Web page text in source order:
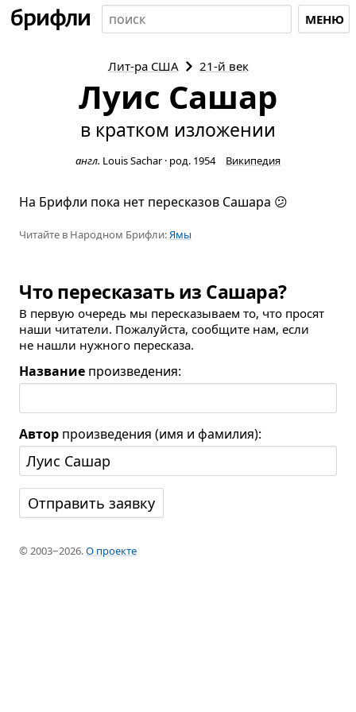
МЕНЮ
Лит-раСША 21-й век
Луис Сашар
в кратком изложении
англ. Louis Sachar· род. 1954 Википедия
На Брифли пока нет пересказов Сашара 😕
Читайте в Народном Брифли:Ямы
Что пересказать из Сашара?
В первую очередь мы пересказываем то, что просят
наши читатели. Пожалуйста, сообщите нам, если
не нашли нужного пересказа.
Название произведения:
Автор произведения (имя и фамилия):
© 2003−2026.О проекте